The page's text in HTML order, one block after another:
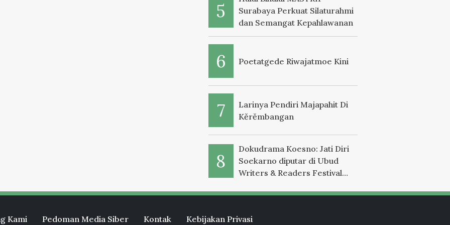
Surabaya Perkuat Silaturahmi
dan Semangat Kepahlawanan
Poetatgede Riwajatmoe Kini
Larinya Pendiri Majapahit Di
Kěrěmbangan
Dokudrama Koesno: Jati Diri
Soekarno diputar di Ubud
Writers & Readers Festival
Kami Pedoman Media Siber Kontak Kebijakan Privasi